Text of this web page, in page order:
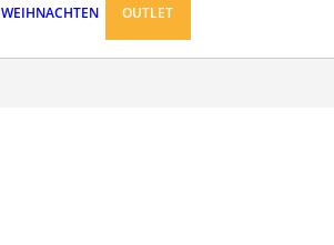
WEIHNACHTEN OUTLET